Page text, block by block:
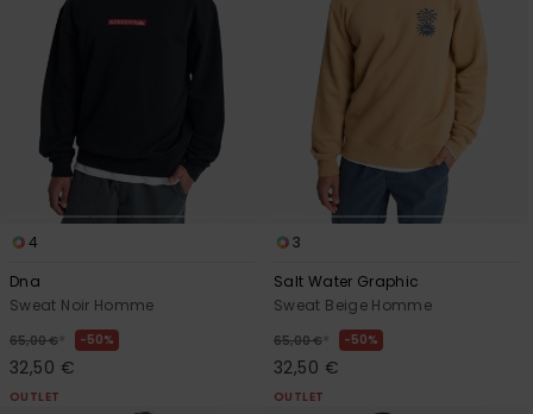
4
Dna
Sweat Noir Homme
65,00 € * 50%
32,50 €
OUTLET
3
Salt Water Graphic
Sweat Beige Homme
65,00 € * 50%
32,50 €
OUTLET